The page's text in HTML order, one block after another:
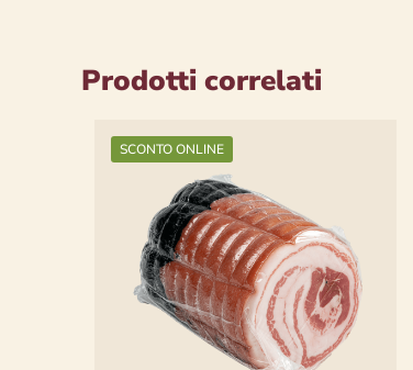
Prodotti correlati
SCONTO ONLINE